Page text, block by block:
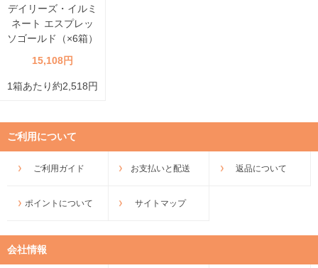
デイリーズ・イルミ
ネート エスプレッ
ソゴールド（×6箱）
15,108円
1箱あたり約2,518円
ご利用について
ご利用ガイド お支払いと配送 返品について
ポイントについて サイトマップ
会社情報